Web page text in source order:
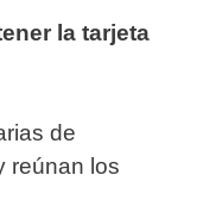
la tarjeta
de
reúnan los